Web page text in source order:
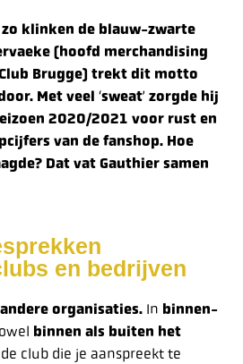
klinken de blauw-zwarte
(hoofd merchandising
Brugge) trekt dit motto
Met veel ‘sweat’ zorgde hij
2020/2021 voor rust en
van de fanshop. Hoe
Dat vat Gauthier samen
en bedrijven
organisaties. In binnen-
binnen als buiten het
club die je aanspreekt te